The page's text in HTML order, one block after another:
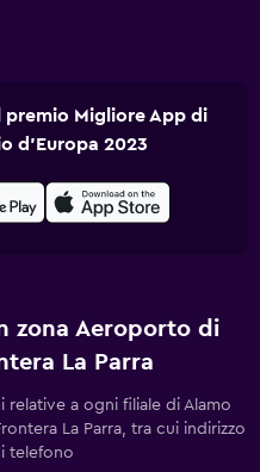
Migliore App di
d'Europa 2023
zona Aeroporto di
La Parra
a ogni filiale di Alamo
La Parra, tra cui indirizzo
telefono